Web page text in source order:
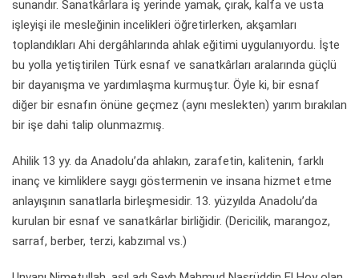
sunandır. Sanatkârlara iş yerinde yamak, çırak, kalfa ve usta
işleyişi ile mesleğinin incelikleri öğretirlerken, akşamları
toplandıkları Ahi dergâhlarında ahlak eğitimi uygulanıyordu. İşte
bu yolla yetiştirilen Türk esnaf ve sanatkârları aralarında güçlü
bir dayanışma ve yardımlaşma kurmuştur. Öyle ki, bir esnaf
diğer bir esnafın önüne geçmez (aynı meslekten) yarım bırakılan
bir işe dahi talip olunmazmış.
Ahilik 13 yy. da Anadolu’da ahlakın, zarafetin, kalitenin, farklı
inanç ve kimliklere saygı göstermenin ve insana hizmet etme
anlayışının sanatlarla birleşmesidir. 13. yüzyılda Anadolu’da
kurulan bir esnaf ve sanatkârlar birliğidir. (Dericilik, marangoz,
sarraf, berber, terzi, kabzımal vs.)